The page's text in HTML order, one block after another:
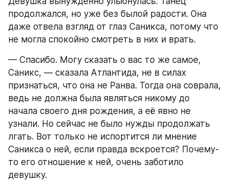
продолжался, но уже без былой радости. Она
даже отвела взгляд от глаз Саникса, потому что
не могла спокойно смотреть в них и врать.
— Спасибо. Могу сказать о вас то же самое,
Саникс, — сказала Атлантида, не в силах
признаться, что она не Ранва. Тогда она соврала,
ведь не должна была являться никому до
начала своего дня рождения, а её явно не
узнали. Но сейчас не было нужды продолжать
лгать. Вот только не испортится ли мнение
Саникса о ней, если правда вскроется? Почему-
то его отношение к ней, очень заботило
девушку.